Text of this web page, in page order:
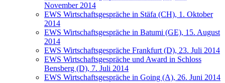
November 2014
EWS Wirtschaftsgespräche in Stäfa (CH), 1. Oktober
2014
EWS Wirtschaftsgespräche in Batumi (GE), 15. August
2014
EWS Wirtschaftsgespräche Frankfurt (D), 23. Juli 2014
EWS Wirtschaftsgespräche und Award in Schloss
Bensberg (D), 7. Juli 2014
EWS Wirtschaftsgespräche in Going (A), 26. Juni 2014